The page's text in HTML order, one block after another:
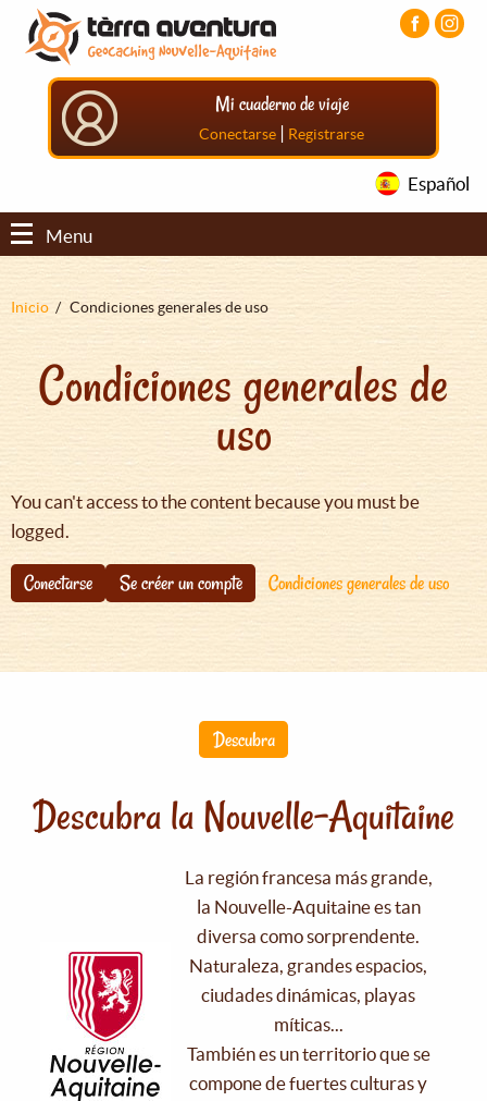
Pasar
contenido
principal
Pasar
menú
principal
Pasar
principal
Mi cuaderno de viaje
Conectarse | Registrarse
Español
Menu
Sobrescribir
ayuda
navegación
Inicio Condiciones generales de uso
Condiciones generales de
uso
You can't access to the content because you must be
logged.
Conectarse Se créer un compte Condiciones generales de uso
Descubra
Descubra la Nouvelle-Aquitaine
La región francesa más grande,
la Nouvelle-Aquitaine es tan
diversa como sorprendente.
Naturaleza, grandes espacios,
ciudades dinámicas, playas
míticas...
También es un territorio que se
compone de fuertes culturas y